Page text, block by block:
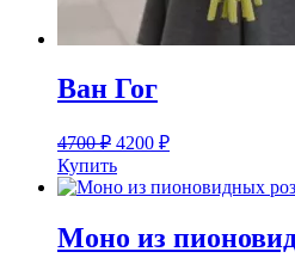
Ван Гог
4700₽ 4200 ₽
Купить
Моно из